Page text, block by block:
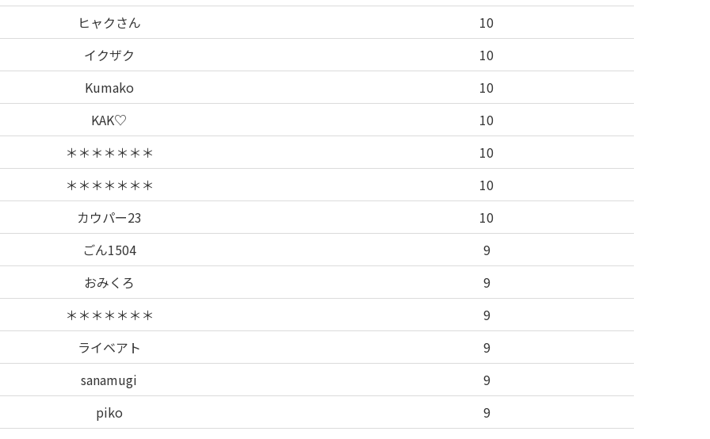
ヒャクさん
10
イクザク
10
Kumako
10
KAK♡
10
＊＊＊＊＊＊＊
10
＊＊＊＊＊＊＊
10
カウパー23
10
ごん1504
9
おみくろ
9
＊＊＊＊＊＊＊
9
ライベアト
9
sanamugi
9
piko
9